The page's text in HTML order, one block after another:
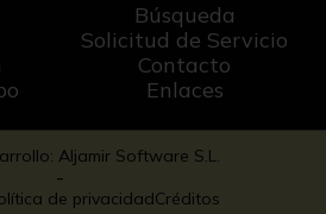
Búsqueda
Solicitud de Servicio
Contacto
Enlaces
Aljamir Software S.L.
-
de privacidadCréditos